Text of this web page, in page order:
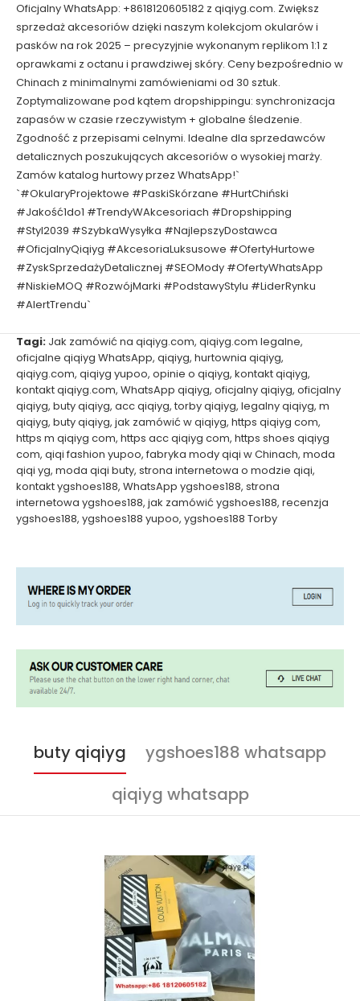
Oficjalny WhatsApp: +8618120605182 z qiqiyg.com. Zwiększ
sprzedaż akcesoriów dzięki naszym kolekcjom okularów i
pasków na rok 2025 – precyzyjnie wykonanym replikom 1:1 z
oprawkami z octanu i prawdziwej skóry. Ceny bezpośrednio w
Chinach z minimalnymi zamówieniami od 30 sztuk.
Zoptymalizowane pod kątem dropshippingu: synchronizacja
zapasów w czasie rzeczywistym + globalne śledzenie.
Zgodność z przepisami celnymi. Idealne dla sprzedawców
detalicznych poszukujących akcesoriów o wysokiej marży.
Zamów katalog hurtowy przez WhatsApp!`
`#OkularyProjektowe #PaskiSkórzane #HurtChiński
#Jakość1do1 #TrendyWAkcesoriach #Dropshipping
#Styl2039 #SzybkaWysyłka #NajlepszyDostawca
#OficjalnyQiqiyg #AkcesoriaLuksusowe #OfertyHurtowe
#ZyskSprzedażyDetalicznej #SEOMody #OfertyWhatsApp
#NiskieMOQ #RozwójMarki #PodstawyStylu #LiderRynku
#AlertTrendu`
Tagi: Jak zamówić na qiqiyg.com, qiqiyg.com legalne,
oficjalne qiqiyg WhatsApp, qiqiyg, hurtownia qiqiyg,
qiqiyg.com, qiqiyg yupoo, opinie o qiqiyg, kontakt qiqiyg,
kontakt qiqiyg.com, WhatsApp qiqiyg, oficjalny qiqiyg, oficjalny
qiqiyg, buty qiqiyg, acc qiqiyg, torby qiqiyg, legalny qiqiyg, m
qiqiyg, buty qiqiyg, jak zamówić w qiqiyg, https qiqiyg com,
https m qiqiyg com, https acc qiqiyg com, https shoes qiqiyg
com, qiqi fashion yupoo, fabryka mody qiqi w Chinach, moda
qiqi yg, moda qiqi buty, strona internetowa o modzie qiqi,
kontakt ygshoes188, WhatsApp ygshoes188, strona
internetowa ygshoes188, jak zamówić ygshoes188, recenzja
ygshoes188, ygshoes188 yupoo, ygshoes188 Torby
buty qiqiyg
ygshoes188 whatsapp
qiqiyg whatsapp